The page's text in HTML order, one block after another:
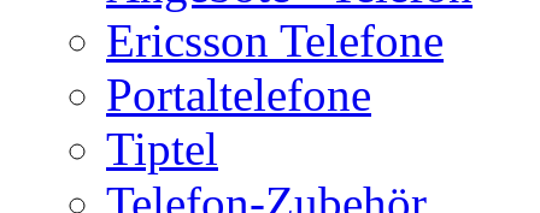
Ericsson Telefone
Portaltelefone
Tiptel